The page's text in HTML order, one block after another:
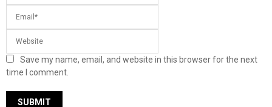
Save my name, email, and website in this browser for the next
time I comment.